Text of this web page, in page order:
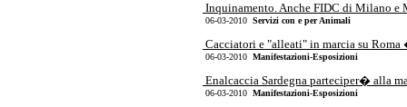
Inquinamento. Anche FIDC di Milano e
06-03-2010 Servizi con e per Animali
Cacciatori e "alleati" in marcia su
06-03-2010 Manifestazioni-Esposizioni
Enalcaccia Sardegna parteciper� alla
06-03-2010 Manifestazioni-Esposizioni